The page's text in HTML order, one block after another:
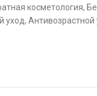
косметология,
уход, Антивозрастной